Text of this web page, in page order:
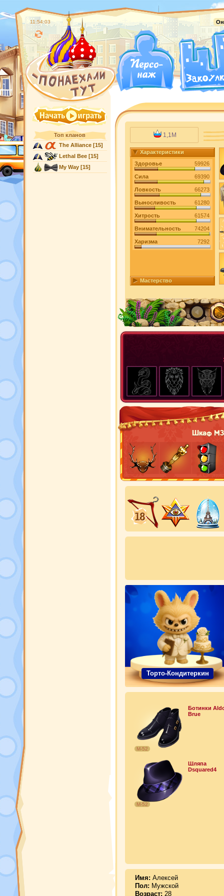
11:54:03
Топ кланов
The Alliance[15]
Lethal Bee[15]
My Way[15]
1,1M
Характеристики
Здоровье
59926
Сила 69390
Ловкость 66273
Выносливость 61280
Хитрость 61574
Внимательность 74204
Харизма 7292
Мастерство
Шкаф М3
Торто-Кондитеркин
М-52
Ботинки
Brue
М-52
Шляпа
Dsquared4
Имя: Алексей
Пол: Мужской
Возраст: 28